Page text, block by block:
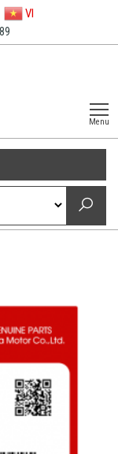
VI
Menu